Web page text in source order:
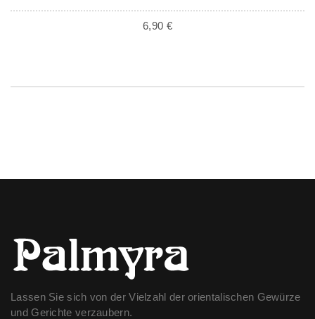
6,90 €
Lassen Sie sich von der Vielzahl der orientalischen Gewürze
und Gerichte verzaubern.